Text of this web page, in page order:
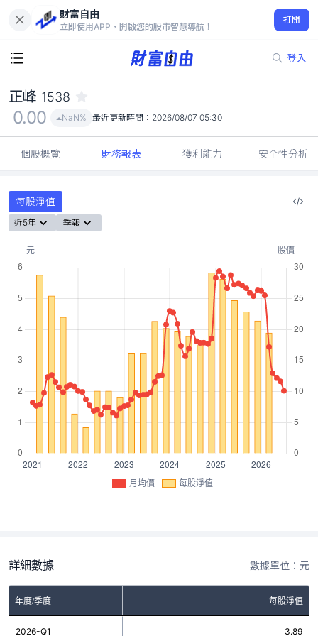
財富自由
立即使用APP，開啟您的股市智慧導航！
打開
登入
0.00
NaN%
正峰 1538
0.00 NaN% 最近更新時間： 2026/08/07 05:30
個股概覽 財務報表 獲利能力 安全性分析
每股淨值
近5年 季報
月均價 每股淨值
詳細數據 數據單位：元
年度/季度 每股淨值
2026-Q1 3.89